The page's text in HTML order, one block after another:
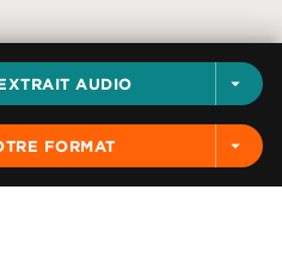
AUDIO arrow_drop_down
FORMAT arrow_drop_down